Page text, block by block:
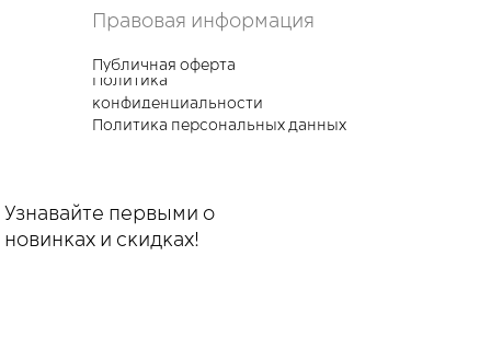
Правовая информация
Политика персональных данных
Политика
конфиденциальности
Публичная оферта
Узнавайте первыми о
новинках и скидках!